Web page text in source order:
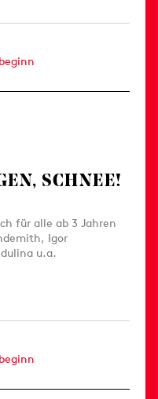
SCHNEE!
für alle ab 3 Jahren
Igor
u.a.